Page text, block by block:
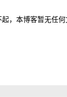
起，本博客暂无任何